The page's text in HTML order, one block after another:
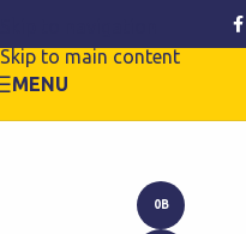
Skip to main content
MENU
0B